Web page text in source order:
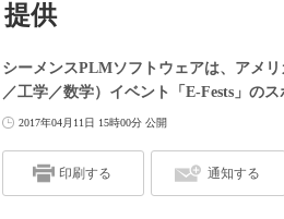
提供
シーメンスPLMソフトウェアは、アメ
／工学／数学）イベント「E-Fests」の
2017年04月11日 15時00分 公開
印刷する 通知する